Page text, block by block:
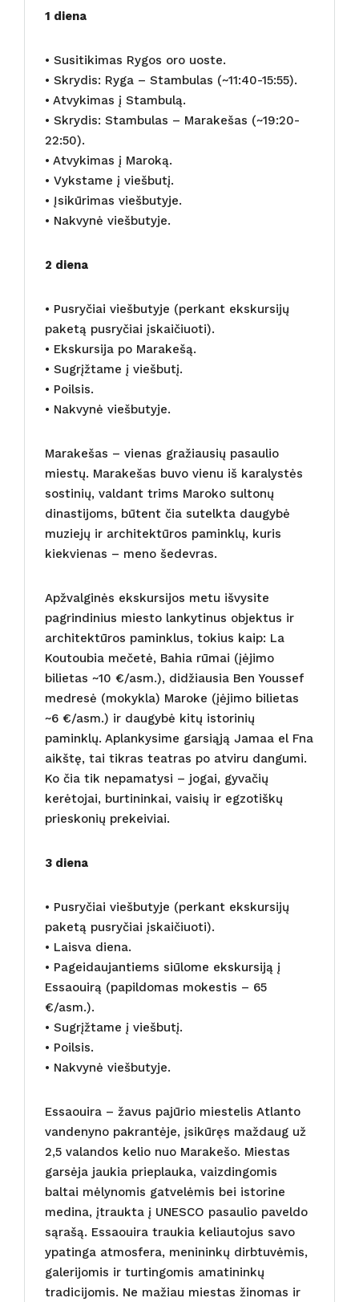
1 diena
• Susitikimas Rygos oro uoste.
• Skrydis: Ryga – Stambulas (~11:40-15:55).
• Atvykimas į Stambulą.
• Skrydis: Stambulas – Marakešas (~19:20-
22:50).
• Atvykimas į Maroką.
• Vykstame į viešbutį.
• Įsikūrimas viešbutyje.
• Nakvynė viešbutyje.
2 diena
• Pusryčiai viešbutyje (perkant ekskursijų
paketą pusryčiai įskaičiuoti).
• Ekskursija po Marakešą.
• Sugrįžtame į viešbutį.
• Poilsis.
• Nakvynė viešbutyje.
Marakešas – vienas gražiausių pasaulio
miestų. Marakešas buvo vienu iš karalystės
sostinių, valdant trims Maroko sultonų
dinastijoms, būtent čia sutelkta daugybė
muziejų ir architektūros paminklų, kuris
kiekvienas – meno šedevras.
Apžvalginės ekskursijos metu išvysite
pagrindinius miesto lankytinus objektus ir
architektūros paminklus, tokius kaip: La
Koutoubia mečetė, Bahia rūmai (įėjimo
bilietas ~10 €/asm.), didžiausia Ben Youssef
medresė (mokykla) Maroke (įėjimo bilietas
~6 €/asm.) ir daugybė kitų istorinių
paminklų. Aplankysime garsiąją Jamaa el Fna
aikštę, tai tikras teatras po atviru dangumi.
Ko čia tik nepamatysi – jogai, gyvačių
kerėtojai, burtininkai, vaisių ir egzotiškų
prieskonių prekeiviai.
3 diena
• Pusryčiai viešbutyje (perkant ekskursijų
paketą pusryčiai įskaičiuoti).
• Laisva diena.
• Pageidaujantiems siūlome ekskursiją į
Essaouirą (papildomas mokestis – 65
€/asm.).
• Sugrįžtame į viešbutį.
• Poilsis.
• Nakvynė viešbutyje.
Essaouira – žavus pajūrio miestelis Atlanto
vandenyno pakrantėje, įsikūręs maždaug už
2,5 valandos kelio nuo Marakešo. Miestas
garsėja jaukia prieplauka, vaizdingomis
baltai mėlynomis gatvelėmis bei istorine
medina, įtraukta į UNESCO pasaulio paveldo
sąrašą. Essaouira traukia keliautojus savo
ypatinga atmosfera, menininkų dirbtuvėmis,
galerijomis ir turtingomis amatininkų
tradicijomis. Ne mažiau miestas žinomas ir